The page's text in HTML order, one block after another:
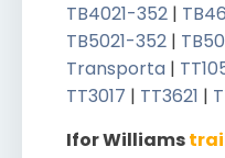
Ifor Williams
TB4021-352 |
TB5021-352 |
Transporta |
TT3017 | TT3621 |